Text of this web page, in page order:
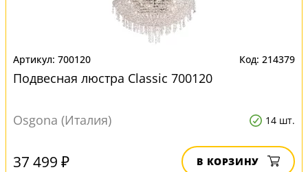
700120 214379
Подвесная люстра Classic 700120
Osgona (Италия) 14 шт.
37 499 ₽ В КОРЗИНУ